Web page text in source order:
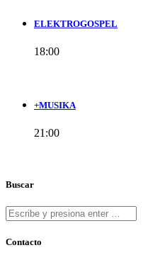
ELEKTROGOSPEL
18:00
+MUSIKA
21:00
Buscar
Contacto